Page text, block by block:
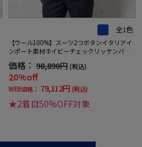
全1色
【ウール100%】スーツ2つボタンイタリアイ
ンポート素材ネイビーチェックリッケンバッ
カー秋冬
価格： 98,890円 (税込)
20%off
WEB価格： 79,112円 (税込)
★2着目50%OFF対象